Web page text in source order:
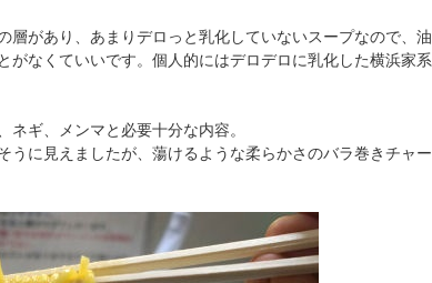
層があり、あまりデロっと乳化していないスープなので、油
がなくていいです。個人的にはデロデロに乳化した横浜家系
ギ、メンマと必要十分な内容。
うに見えましたが、蕩けるような柔らかさのバラ巻きチャー